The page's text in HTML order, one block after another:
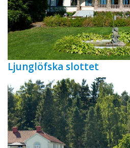
Ljunglöfska slottet